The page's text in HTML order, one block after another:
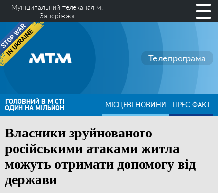
Муніципальний телеканал м.
Запоріжжя
Телепрограма
ГОЛОВНИЙ В МІСТІ
ОДИН НА МІЛЬЙОН МІСЦЕВІ НОВИНИ ПРЕС-ФАКТ
Власники зруйнованого
російськими атаками житла
можуть отримати допомогу від
держави